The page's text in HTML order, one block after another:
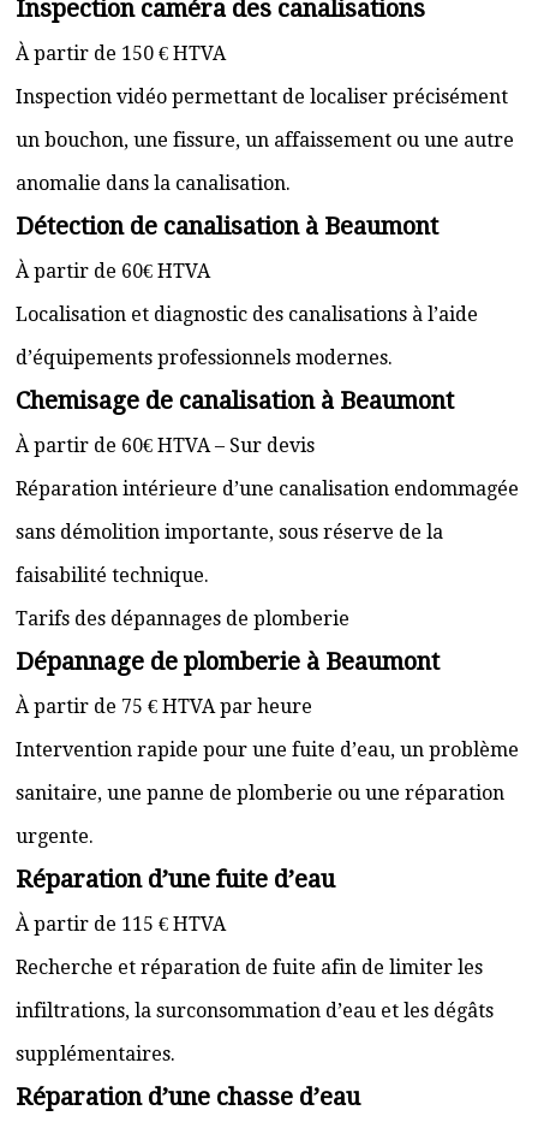
Inspection caméra des canalisations
À partir de 150 € HTVA
Inspection vidéo permettant de localiser précisément
un bouchon, une fissure, un affaissement ou une autre
anomalie dans la canalisation.
Détection de canalisation à Beaumont
À partir de 60€ HTVA
Localisation et diagnostic des canalisations à l’aide
d’équipements professionnels modernes.
Chemisage de canalisation à Beaumont
À partir de 60€ HTVA – Sur devis
Réparation intérieure d’une canalisation endommagée
sans démolition importante, sous réserve de la
faisabilité technique.
Tarifs des dépannages de plomberie
Dépannage de plomberie à Beaumont
À partir de 75 € HTVA par heure
Intervention rapide pour une fuite d’eau, un problème
sanitaire, une panne de plomberie ou une réparation
urgente.
Réparation d’une fuite d’eau
À partir de 115 € HTVA
Recherche et réparation de fuite afin de limiter les
infiltrations, la surconsommation d’eau et les dégâts
supplémentaires.
Réparation d’une chasse d’eau